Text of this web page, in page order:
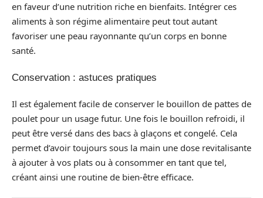
en faveur d’une nutrition riche en bienfaits. Intégrer ces
aliments à son régime alimentaire peut tout autant
favoriser une peau rayonnante qu’un corps en bonne
santé.
Conservation : astuces pratiques
Il est également facile de conserver le bouillon de pattes de
poulet pour un usage futur. Une fois le bouillon refroidi, il
peut être versé dans des bacs à glaçons et congelé. Cela
permet d’avoir toujours sous la main une dose revitalisante
à ajouter à vos plats ou à consommer en tant que tel,
créant ainsi une routine de bien-être efficace.